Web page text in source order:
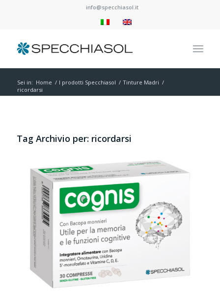
info@specchiasol.it
Sei in: Home / I prodotti Specchiasol / Tinture Madri /
ricordarsi
Tag Archivio per: ricordarsi